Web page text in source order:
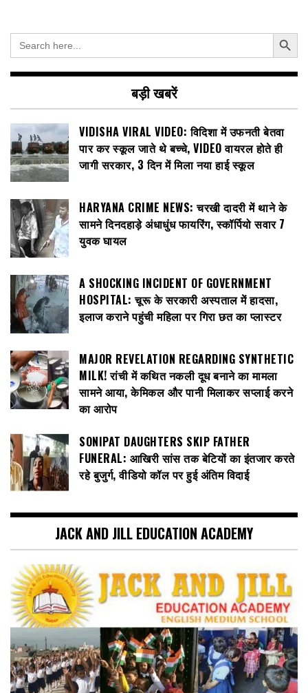
Search
for:
Search Button
बड़ी खबरें
VIDISHA VIRAL VIDEO: विदिशा में उफनती बेतवा
पार कर स्कूल जाते थे बच्चे, VIDEO वायरल होते ही
जागी सरकार, 3 दिन में मिला नया हाई स्कूल
HARYANA CRIME NEWS: चरखी दादरी में थाने के
सामने दिनदहाड़े अंधाधुंध फायरिंग, स्कॉर्पियो सवार 7
युवक घायल
A SHOCKING INCIDENT OF GOVERNMENT
HOSPITAL: चूरू के सरकारी अस्पताल में हादसा,
इलाज कराने पहुंची महिला पर गिरा छत का प्लास्टर
MAJOR REVELATION REGARDING SYNTHETIC
MILK! रांची में कथित नकली दूध बनाने का मामला
सामने आया, केमिकल और पानी मिलाकर सप्लाई करने
का आरोप
SONIPAT DAUGHTERS SKIP FATHER
FUNERAL: आखिरी सांस तक बेटियों का इंतजार करते
रहे बुजुर्ग, वीडियो कॉल पर हुई अंतिम विदाई
JACK AND JILL EDUCATION ACADEMY